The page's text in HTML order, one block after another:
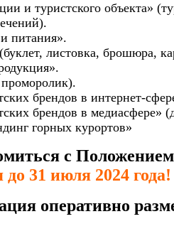
и туристского
питания».
листовка, брошюра,
брендов в интернет-
брендов в
горных курортов»
с
31 июля 2024 года!
оперативно